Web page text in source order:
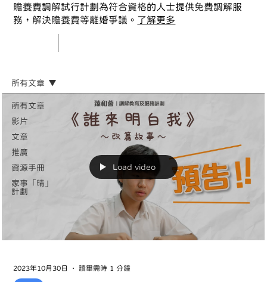
贍養費調解試行計劃為符合資格的人士提供免費調解服
務，解決贍養費等離婚爭議。 了解更多
所有文章
影片
文章
推廣
資源手冊
家事「晴」
計劃
所有文章
Load video
2023年10月30日 讀畢需時 1 分鐘